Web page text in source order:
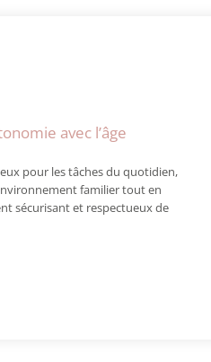
avec l’âge
pour les tâches du quotidien,
familier tout en
sécurisant et respectueux de